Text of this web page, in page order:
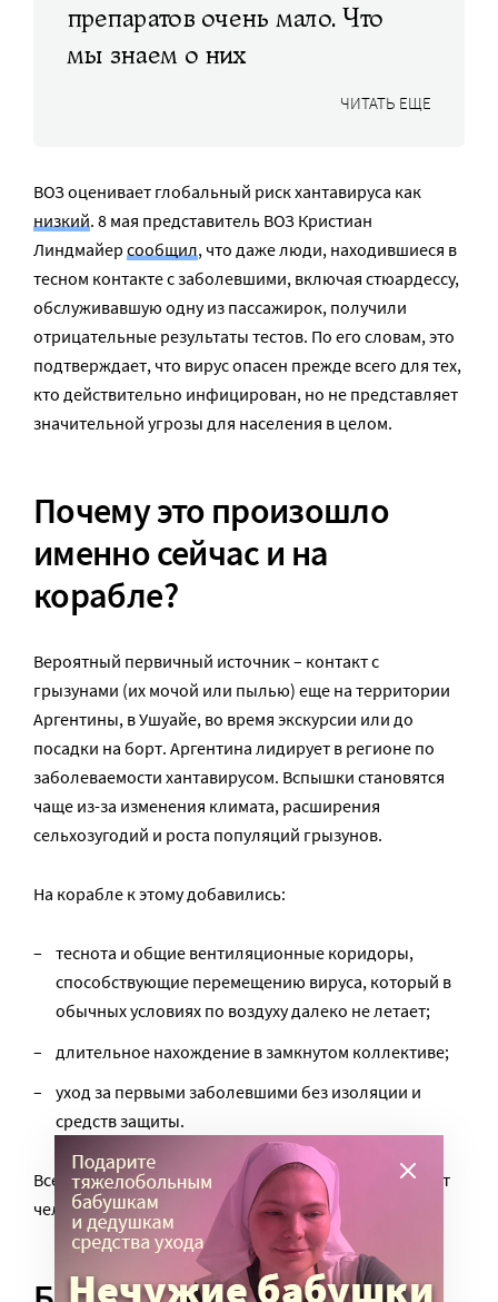
препаратов очень мало. Что
мы знаем о них
ЧИТАТЬ ЕЩЕ
ВОЗ оценивает глобальный риск хантавируса как
низкий. 8 мая представитель ВОЗ Кристиан
Линдмайер сообщил, что даже люди, находившиеся в
тесном контакте с заболевшими, включая стюардессу,
обслуживавшую одну из пассажирок, получили
отрицательные результаты тестов. По его словам, это
подтверждает, что вирус опасен прежде всего для тех,
кто действительно инфицирован, но не представляет
значительной угрозы для населения в целом.
Почему это произошло
именно сейчас и на
корабле?
Вероятный первичный источник – контакт с
грызунами (их мочой или пылью) еще на территории
Аргентины, в Ушуайе, во время экскурсии или до
посадки на борт. Аргентина лидирует в регионе по
заболеваемости хантавирусом. Вспышки становятся
чаще из-за изменения климата, расширения
сельхозугодий и роста популяций грызунов.
На корабле к этому добавились:
теснота и общие вентиляционные коридоры,
способствующие перемещению вируса, который в
обычных условиях по воздуху далеко не летает;
длительное нахождение в замкнутом коллективе;
уход за первыми заболевшими без изоляции и
средств защиты.
Все эти факторы способствовали передаче вируса от
человека человеку.